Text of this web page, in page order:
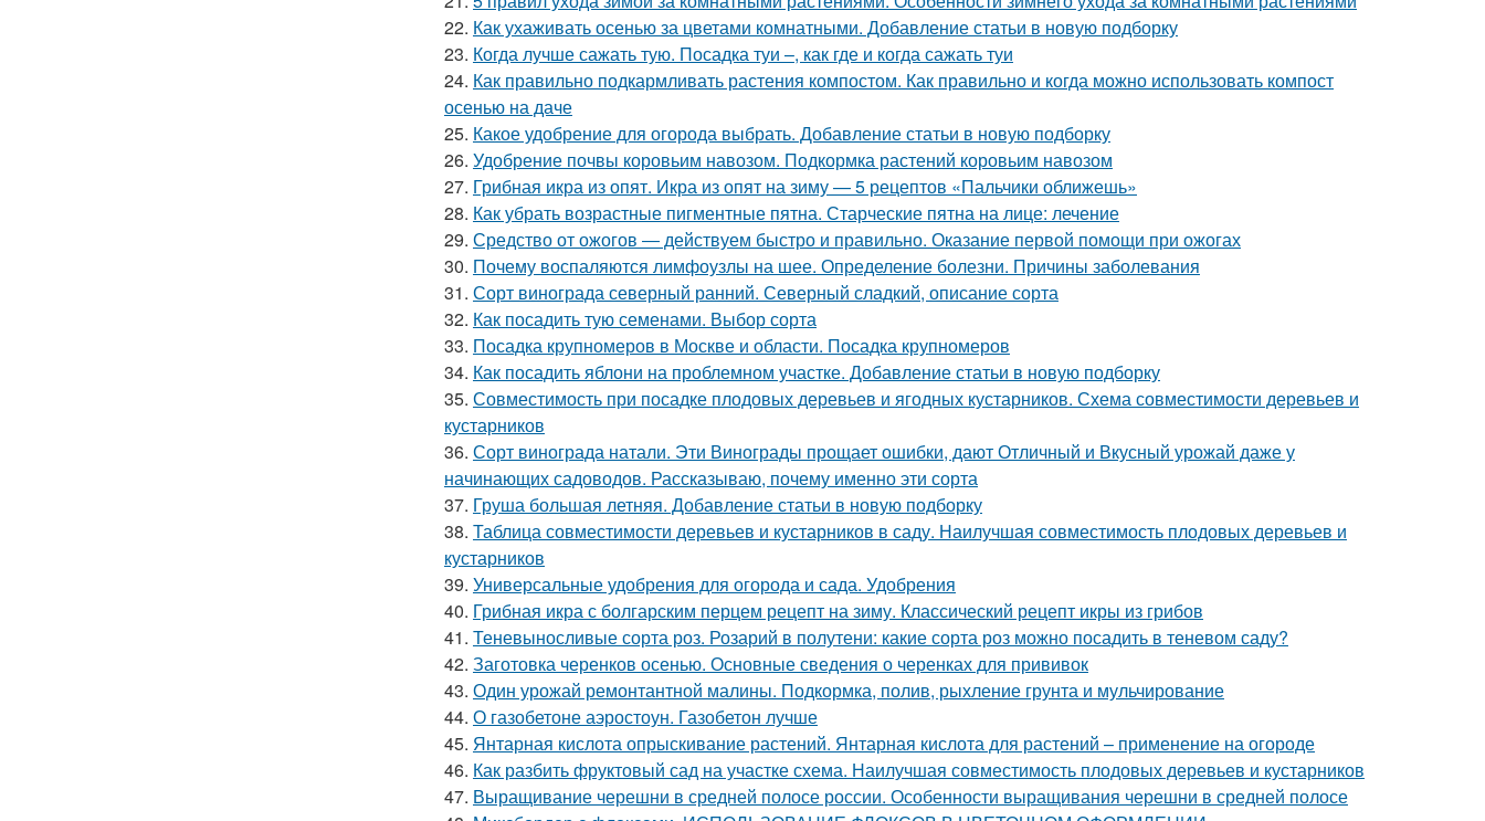
22. Как ухаживать осенью за цветами комнатными. Добавление статьи в новую подборку
23. Когда лучше сажать тую. Посадка туи –, как где и когда сажать туи
24. Как правильно подкармливать растения компостом. Как правильно и когда можно использовать компост
осенью на даче
25. Какое удобрение для огорода выбрать. Добавление статьи в новую подборку
26. Удобрение почвы коровьим навозом. Подкормка растений коровьим навозом
27. Грибная икра из опят. Икра из опят на зиму — 5 рецептов «Пальчики оближешь»
28. Как убрать возрастные пигментные пятна. Старческие пятна на лице: лечение
29. Средство от ожогов ― действуем быстро и правильно. Оказание первой помощи при ожогах
30. Почему воспаляются лимфоузлы на шее. Определение болезни. Причины заболевания
31. Сорт винограда северный ранний. Северный сладкий, описание сорта
32. Как посадить тую семенами. Выбор сорта
33. Посадка крупномеров в Москве и области. Посадка крупномеров
34. Как посадить яблони на проблемном участке. Добавление статьи в новую подборку
35. Совместимость при посадке плодовых деревьев и ягодных кустарников. Схема совместимости деревьев и
кустарников
36. Сорт винограда натали. Эти Винограды прощает ошибки, дают Отличный и Вкусный урожай даже у
начинающих садоводов. Рассказываю, почему именно эти сорта
37. Груша большая летняя. Добавление статьи в новую подборку
38. Таблица совместимости деревьев и кустарников в саду. Наилучшая совместимость плодовых деревьев и
кустарников
39. Универсальные удобрения для огорода и сада. Удобрения
40. Грибная икра с болгарским перцем рецепт на зиму. Классический рецепт икры из грибов
41. Теневыносливые сорта роз. Розарий в полутени: какие сорта роз можно посадить в теневом саду?
42. Заготовка черенков осенью. Основные сведения о черенках для прививок
43. Один урожай ремонтантной малины. Подкормка, полив, рыхление грунта и мульчирование
44. О газобетоне аэростоун. Газобетон лучше
45. Янтарная кислота опрыскивание растений. Янтарная кислота для растений – применение на огороде
46. Как разбить фруктовый сад на участке схема. Наилучшая совместимость плодовых деревьев и кустарников
47. Выращивание черешни в средней полосе россии. Особенности выращивания черешни в средней полосе